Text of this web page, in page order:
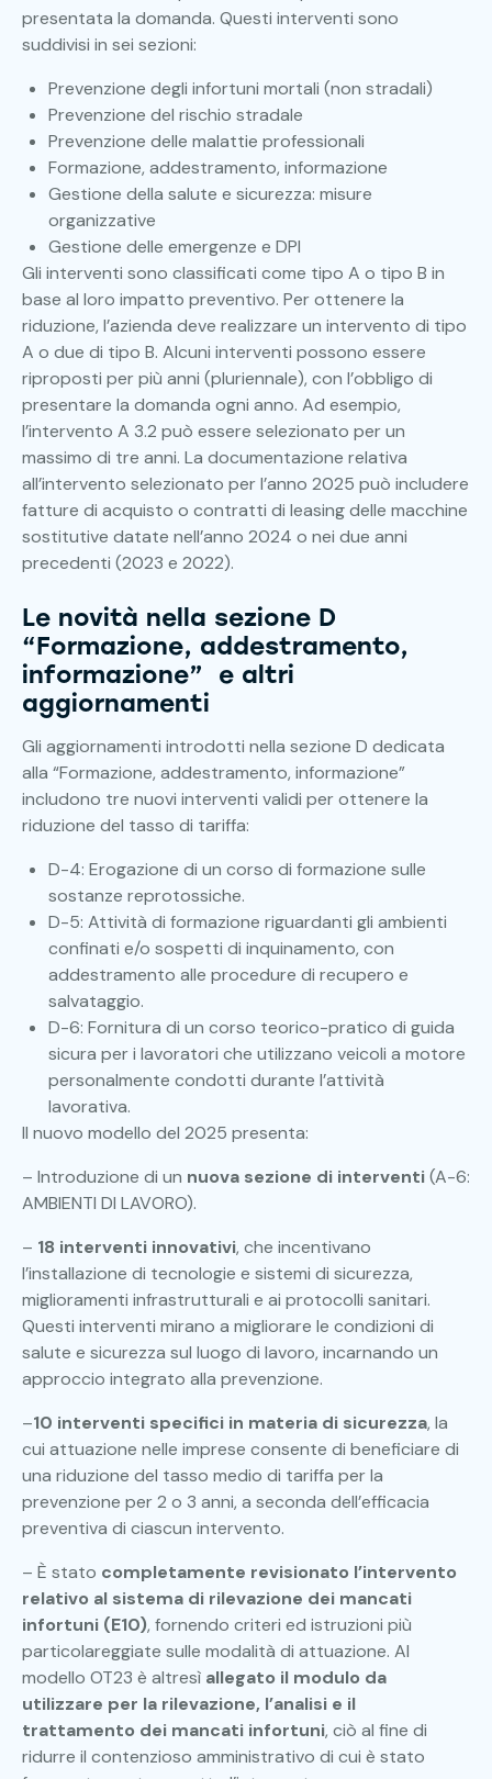
presentata la domanda. Questi interventi sono
suddivisi in sei sezioni:
Prevenzione degli infortuni mortali (non stradali)
Prevenzione del rischio stradale
Prevenzione delle malattie professionali
Formazione, addestramento, informazione
Gestione della salute e sicurezza: misure
organizzative
Gestione delle emergenze e DPI
Gli interventi sono classificati come tipo A o tipo B in
base al loro impatto preventivo. Per ottenere la
riduzione, l’azienda deve realizzare un intervento di tipo
A o due di tipo B. Alcuni interventi possono essere
riproposti per più anni (pluriennale), con l’obbligo di
presentare la domanda ogni anno. Ad esempio,
l’intervento A 3.2 può essere selezionato per un
massimo di tre anni. La documentazione relativa
all’intervento selezionato per l’anno 2025 può includere
fatture di acquisto o contratti di leasing delle macchine
sostitutive datate nell’anno 2024 o nei due anni
precedenti (2023 e 2022).
Le novità nella sezione D
“Formazione, addestramento,
informazione” e altri
aggiornamenti
Gli aggiornamenti introdotti nella sezione D dedicata
alla “Formazione, addestramento, informazione”
includono tre nuovi interventi validi per ottenere la
riduzione del tasso di tariffa:
D-4: Erogazione di un corso di formazione sulle
sostanze reprotossiche.
D-5: Attività di formazione riguardanti gli ambienti
confinati e/o sospetti di inquinamento, con
addestramento alle procedure di recupero e
salvataggio.
D-6: Fornitura di un corso teorico-pratico di guida
sicura per i lavoratori che utilizzano veicoli a motore
personalmente condotti durante l’attività
lavorativa.
Il nuovo modello del 2025 presenta:
– Introduzione di un nuova sezione di interventi(A-6:
AMBIENTI DI LAVORO).
– 18 interventi innovativi, che incentivano
l’installazione di tecnologie e sistemi di sicurezza,
miglioramenti infrastrutturali e ai protocolli sanitari.
Questi interventi mirano a migliorare le condizioni di
salute e sicurezza sul luogo di lavoro, incarnando un
approccio integrato alla prevenzione.
–10 interventi specifici in materia di sicurezza, la
cui attuazione nelle imprese consente di beneficiare di
una riduzione del tasso medio di tariffa per la
prevenzione per 2 o 3 anni, a seconda dell’efficacia
preventiva di ciascun intervento.
– È stato completamente revisionato l’intervento
relativo al sistema di rilevazione dei mancati
infortuni (E10), fornendo criteri ed istruzioni più
particolareggiate sulle modalità di attuazione. Al
modello OT23 è altresì allegato il modulo da
utilizzare per la rilevazione, l’analisi e il
trattamento dei mancati infortuni, ciò al fine di
ridurre il contenzioso amministrativo di cui è stato